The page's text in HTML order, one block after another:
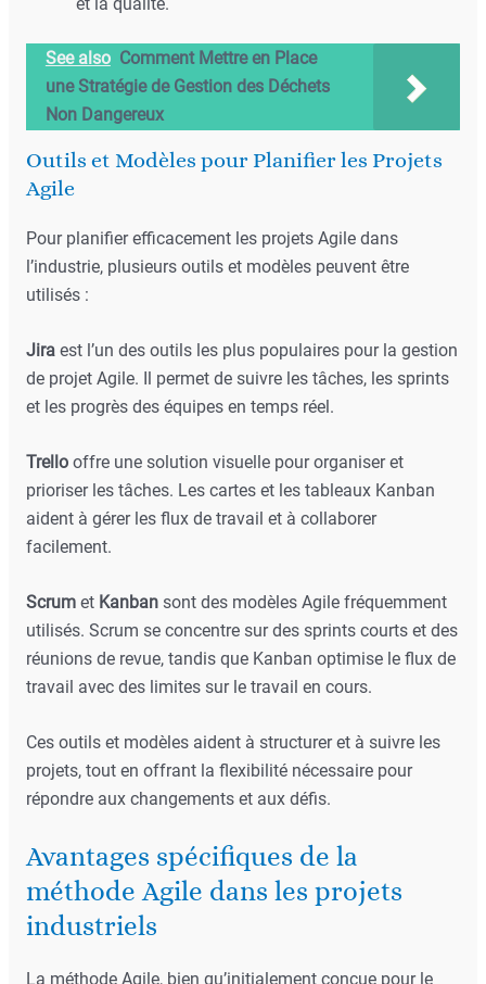
et la qualité.
See also Comment Mettre en Place
une Stratégie de Gestion des Déchets
Non Dangereux
Outils et Modèles pour Planifier les Projets
Agile
Pour planifier efficacement les projets Agile dans
l’industrie, plusieurs outils et modèles peuvent être
utilisés :
Jiraest l’un des outils les plus populaires pour la gestion
de projet Agile. Il permet de suivre les tâches, les sprints
et les progrès des équipes en temps réel.
Trellooffre une solution visuelle pour organiser et
prioriser les tâches. Les cartes et les tableaux Kanban
aident à gérer les flux de travail et à collaborer
facilement.
Scrumet Kanbansont des modèles Agile fréquemment
utilisés. Scrum se concentre sur des sprints courts et des
réunions de revue, tandis que Kanban optimise le flux de
travail avec des limites sur le travail en cours.
Ces outils et modèles aident à structurer et à suivre les
projets, tout en offrant la flexibilité nécessaire pour
répondre aux changements et aux défis.
Avantages spécifiques de la
méthode Agile dans les projets
industriels
La méthode Agile, bien qu’initialement conçue pour le